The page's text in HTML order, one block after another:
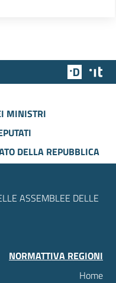
Team
MINISTRI
DELLA REPUBBLICA
ASSEMBLEE DELLE
NORMATTIVA REGIONI
Home